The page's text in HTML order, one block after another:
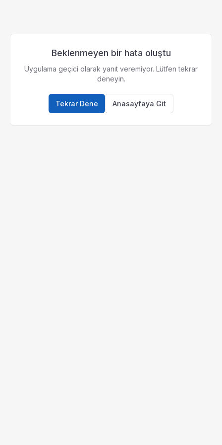
Beklenmeyen bir hata oluştu
Uygulama geçici olarak yanıt veremiyor. Lütfen tekrar
deneyin.
Tekrar Dene Anasayfaya Git